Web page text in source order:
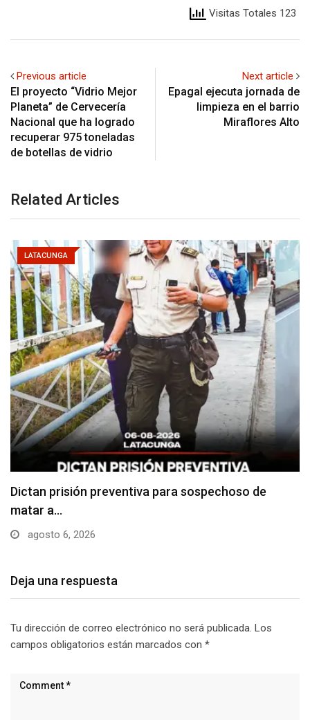
Visitas Totales 123
Previous article
El proyecto “Vidrio Mejor
Planeta” de Cervecería
Nacional que ha logrado
recuperar 975 toneladas
de botellas de vidrio
Next article
Epagal ejecuta jornada de
limpieza en el barrio
Miraflores Alto
Related Articles
LATACUNGA
Usuarios madrugan y hacen largas filas para
obtener…
agosto 6, 2026
Deja una respuesta
Tu dirección de correo electrónico no será publicada. Los
campos obligatorios están marcados con *